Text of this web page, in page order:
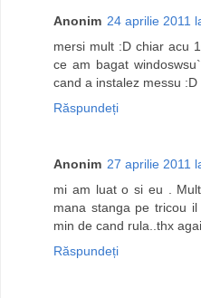
Anonim 24 aprilie 2011
mersi mult :D chiar acu
ce am bagat
cand a instalez messu :D
Răspundeți
Anonim 27 aprilie 2011
mi am luat o si eu .
mana stanga pe tricou
min de cand rula..thx
Răspundeți